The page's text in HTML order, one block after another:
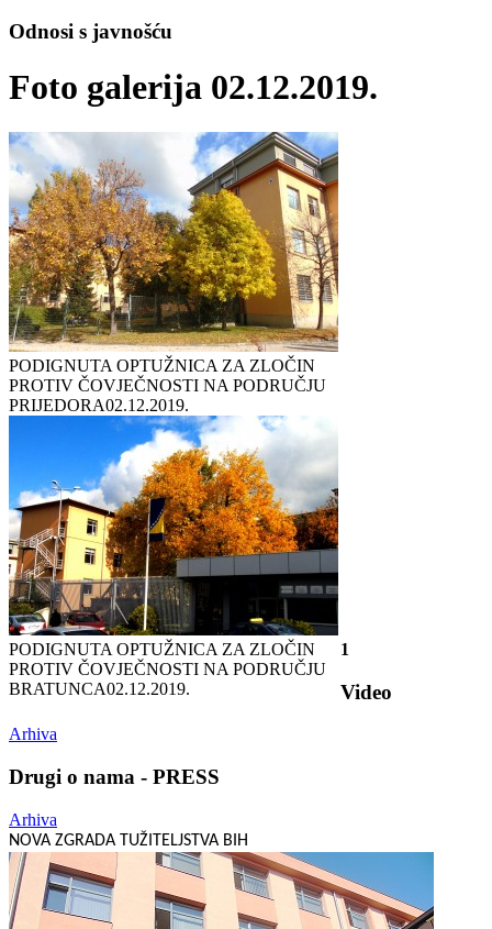
Odnosi s javnošću
Foto galerija 02.12.2019.
PODIGNUTA OPTUŽNICA ZA ZLOČIN
PROTIV ČOVJEČNOSTI NA PODRUČJU
PRIJEDORA02.12.2019.
PODIGNUTA OPTUŽNICA ZA ZLOČIN
PROTIV ČOVJEČNOSTI NA PODRUČJU
BRATUNCA02.12.2019.
1
Video
Arhiva
Drugi o nama - PRESS
Arhiva
NOVA ZGRADA TUŽITELJSTVA BIH